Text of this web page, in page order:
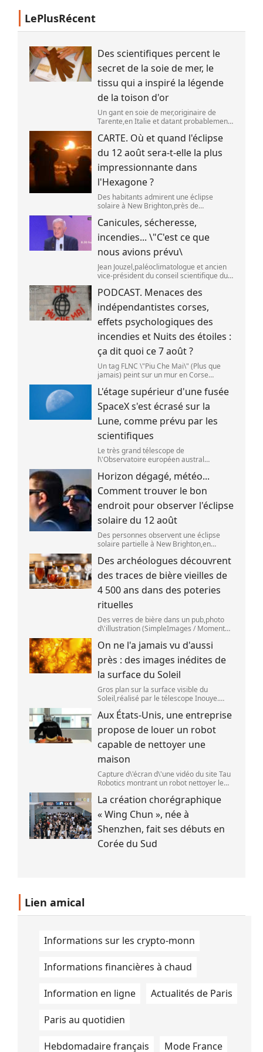
LePlusRécent
Des scientifiques percent le
secret de la soie de mer, le
tissu qui a inspiré la légende
de la toison d'or
Un gant en soie de mer,originaire de
Tarente,en Italie et datant probablement
JOHN HILL)
CARTE. Où et quand l'éclipse
du 12 août sera-t-elle la plus
impressionnante dans
l'Hexagone ?
Des habitants admirent une éclipse
solaire à New Brighton,près de
septembre 2025. (SANKA VIDANAGAMA )
Canicules, sécheresse,
incendies... \"C'est ce que
nous avions prévu\
Jean Jouzel,paléoclimatologue et ancien
vice-président du conseil scientifique du
(FRANCEINFO / RADIO FRANCE)
PODCAST. Menaces des
indépendantistes corses,
effets psychologiques des
incendies et Nuits des étoiles :
ça dit quoi ce 7 août ?
Un tag FLNC \"Piu Che Mai\" (Plus que
jamais) peint sur un mur en Corse
CASABIANCA )
L'étage supérieur d'une fusée
SpaceX s'est écrasé sur la
Lune, comme prévu par les
scientifiques
Le très grand télescope de
l\'Observatoire européen austral
que l\'étage supérieur d\'une fusée de
SpaceX s\'est bien écrasé sur la Lune,le 5
aoû
Horizon dégagé, météo...
Comment trouver le bon
endroit pour observer l'éclipse
solaire du 12 août
Des personnes observent une éclipse
solaire partielle à New Brighton,en
(SANKA VIDANAGAMA )
Des archéologues découvrent
des traces de bière vieilles de
4 500 ans dans des poteries
rituelles
Des verres de bière dans un pub,photo
d\'illustration (SimpleImages / Moment
alcoolisée du monde. Les premières
traces de bière ont été retrouvées ch
On ne l'a jamais vu d'aussi
près : des images inédites de
la surface du Soleil
Gros plan sur la surface visible du
Soleil,réalisé par le télescope Inouye.
(NSF/NSO/AURA/MPS) Certains se
préparent peut-être à photographier le
mieux possible l\'éclipse solaire,prévue le
1
Aux États-Unis, une entreprise
propose de louer un robot
capable de nettoyer une
maison
Capture d\'écran d\'une vidéo du site Tau
Robotics montrant un robot nettoyer le
Robotics)
La création chorégraphique
« Wing Chun », née à
Shenzhen, fait ses débuts en
Corée du Sud
Lien amical
Informations sur les crypto-monn
Informations financières à chaud
Information en ligne Actualités de Paris
Paris au quotidien
Hebdomadaire français Mode France